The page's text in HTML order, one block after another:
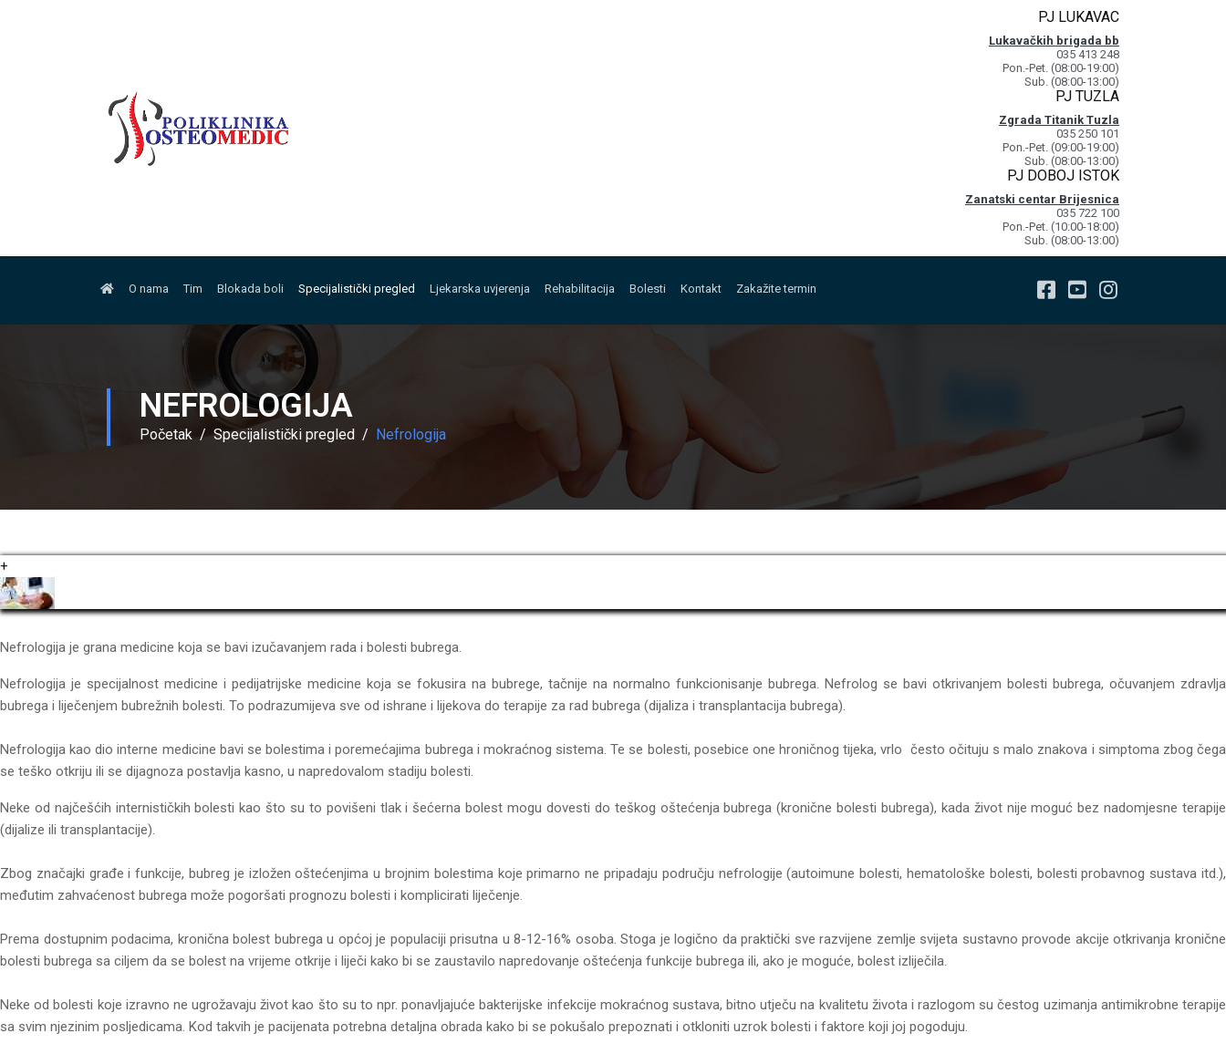
PJ LUKAVAC
Lukavačkih brigada bb
035 413 248
Pon.-Pet. (08:00-19:00)
Sub. (08:00-13:00)
PJ TUZLA
Zgrada Titanik Tuzla
035 250 101
Pon.-Pet. (09:00-19:00)
Sub. (08:00-13:00)
PJ DOBOJ ISTOK
Zanatski centar Brijesnica
035 722 100
Pon.-Pet. (10:00-18:00)
Sub. (08:00-13:00)
O nama Tim Blokada boli Specijalistički pregled Ljekarska uvjerenja Rehabilitacija Bolesti Kontakt Zakažite termin
NEFROLOGIJA
Početak Specijalistički pregled Nefrologija
+
Nefrologija je grana medicine koja se bavi izučavanjem rada i bolesti bubrega.
Nefrologija je specijalnost medicine i pedijatrijske medicine koja se fokusira na bubrege, tačnije na normalno funkcionisanje bubrega. Nefrolog se bavi otkrivanjem bolesti bubrega, očuvanjem zdravlja
bubrega i liječenjem bubrežnih bolesti. To podrazumijeva sve od ishrane i lijekova do terapije za rad bubrega (dijaliza i transplantacija bubrega).
Nefrologija kao dio interne medicine bavi se bolestima i poremećajima bubrega i mokraćnog sistema. Te se bolesti, posebice one hroničnog tijeka, vrlo često očituju s malo znakova i simptoma zbog čega
se teško otkriju ili se dijagnoza postavlja kasno, u napredovalom stadiju bolesti.
Neke od najčešćih internističkih bolesti kao što su to povišeni tlak i šećerna bolest mogu dovesti do teškog oštećenja bubrega (kronične bolesti bubrega), kada život nije moguć bez nadomjesne terapije
(dijalize ili transplantacije).
Zbog značajki građe i funkcije, bubreg je izložen oštećenjima u brojnim bolestima koje primarno ne pripadaju području nefrologije (autoimune bolesti, hematološke bolesti, bolesti probavnog sustava itd.),
međutim zahvaćenost bubrega može pogoršati prognozu bolesti i komplicirati liječenje.
Prema dostupnim podacima, kronična bolest bubrega u općoj je populaciji prisutna u 8-12-16% osoba. Stoga je logično da praktički sve razvijene zemlje svijeta sustavno provode akcije otkrivanja kronične
bolesti bubrega sa ciljem da se bolest na vrijeme otkrije i liječi kako bi se zaustavilo napredovanje oštećenja funkcije bubrega ili, ako je moguće, bolest izliječila.
Neke od bolesti koje izravno ne ugrožavaju život kao što su to npr. ponavljajuće bakterijske infekcije mokraćnog sustava, bitno utječu na kvalitetu života i razlogom su čestog uzimanja antimikrobne terapije
sa svim njezinim posljedicama. Kod takvih je pacijenata potrebna detaljna obrada kako bi se pokušalo prepoznati i otkloniti uzrok bolesti i faktore koji joj pogoduju.